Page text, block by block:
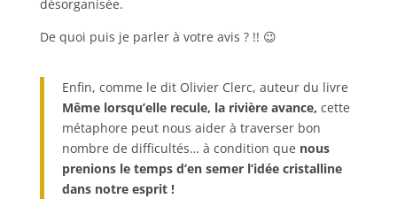
désorganisée.
De quoi puis je parler à votre avis ? !! 😉
Enfin, comme le dit Olivier Clerc, auteur du livre
Même lorsqu’elle recule, la rivière avance, cette
métaphore peut nous aider à traverser bon
nombre de difficultés… à condition que nous
prenions le temps d’en semer l’idée cristalline
dans notre esprit !